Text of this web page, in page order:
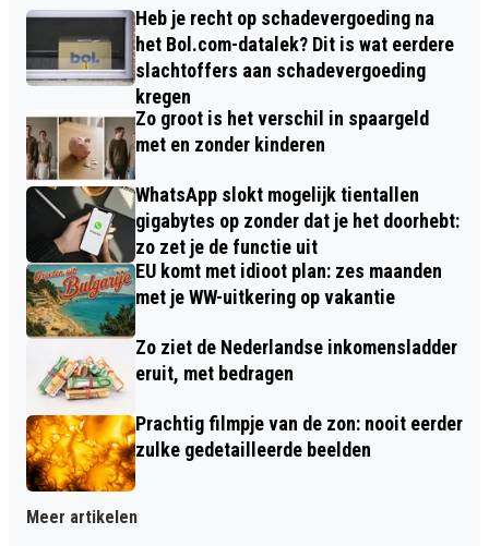
Heb je recht op schadevergoeding na
het Bol.com-datalek? Dit is wat eerdere
slachtoffers aan schadevergoeding
kregen
Zo groot is het verschil in spaargeld
met en zonder kinderen
WhatsApp slokt mogelijk tientallen
gigabytes op zonder dat je het doorhebt:
zo zet je de functie uit
EU komt met idioot plan: zes maanden
met je WW-uitkering op vakantie
Zo ziet de Nederlandse inkomensladder
eruit, met bedragen
Prachtig filmpje van de zon: nooit eerder
zulke gedetailleerde beelden
Meer artikelen